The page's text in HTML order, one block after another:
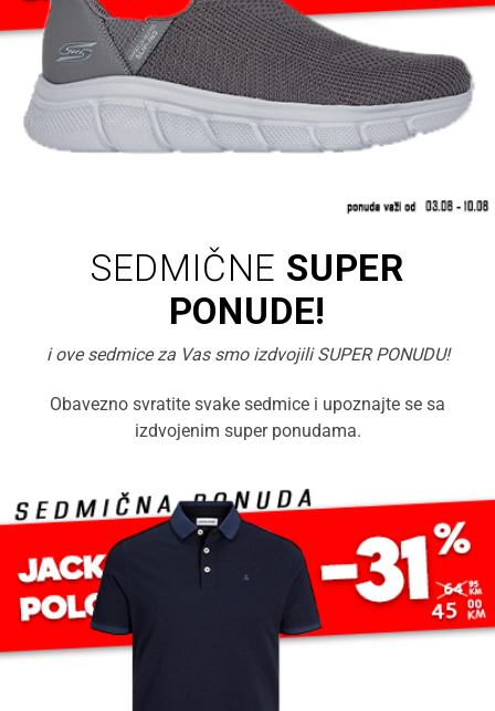
SEDMIČNE SUPER
PONUDE!
i ove sedmice za Vas smo izdvojili SUPER PONUDU!
Obavezno svratite svake sedmice i upoznajte se sa
izdvojenim super ponudama.